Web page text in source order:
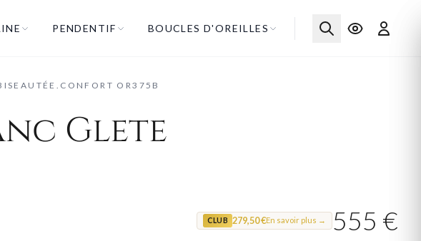
PENDENTIF BOUCLES D'OREILLES
OR375B
Glete
CLUB 279,50 €En savoir plus → 555 €